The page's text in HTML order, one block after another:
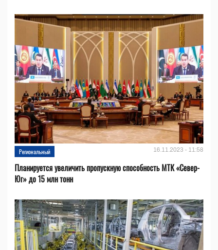
Региональный 16.11.2023 - 11:58
Планируется увеличить пропускную способность МТК «Север-
Юг» до 15 млн тонн